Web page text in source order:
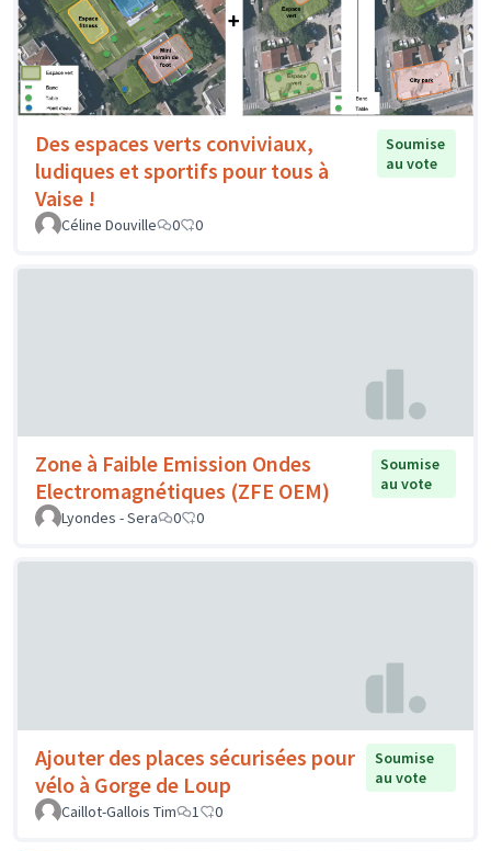
Des espaces verts conviviaux,
ludiques et sportifs pour tous à
Vaise !
Soumise
au vote
Céline Douville 0 0
Zone à Faible Emission Ondes
Electromagnétiques (ZFE OEM)
Soumise
au vote
Lyondes - Sera
0 0
Ajouter des places sécurisées pour
vélo à Gorge de Loup
Soumise
au vote
Caillot-Gallois Tim
1 0